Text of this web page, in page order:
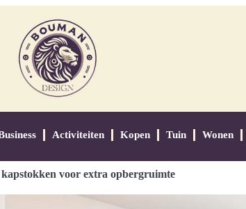
Activiteiten Kopen Tuin Wonen
voor extra opbergruimte